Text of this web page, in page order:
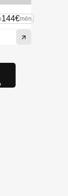
144€mēn.